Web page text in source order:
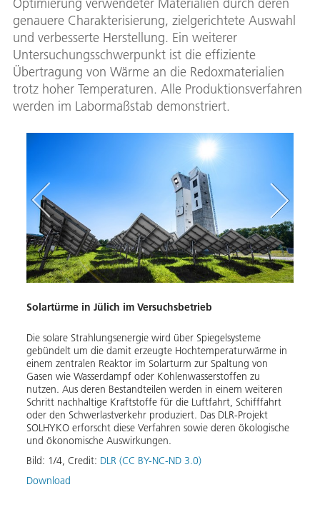
genauere Charakterisierung, zielgerichtete Auswahl
und verbesserte Herstellung. Ein weiterer
Untersuchungsschwerpunkt ist die effiziente
Übertragung von Wärme an die Redoxmaterialien
trotz hoher Temperaturen. Alle Produktionsverfahren
werden im Labormaßstab demonstriert.
Solartürme in Jülich im Versuchsbetrieb
Die solare Strahlungsenergie wird über Spiegelsysteme
gebündelt um die damit erzeugte Hochtemperaturwärme in
einem zentralen Reaktor im Solarturm zur Spaltung von
Gasen wie Wasserdampf oder Kohlenwasserstoffen zu
nutzen. Aus deren Bestandteilen werden in einem weiteren
Schritt nachhaltige Kraftstoffe für die Luftfahrt, Schifffahrt
oder den Schwerlastverkehr produziert. Das DLR-Projekt
SOLHYKO erforscht diese Verfahren sowie deren ökologische
und ökonomische Auswirkungen.
Bild: 1/4, Credit: DLR (CC BY-NC-ND 3.0)
Download